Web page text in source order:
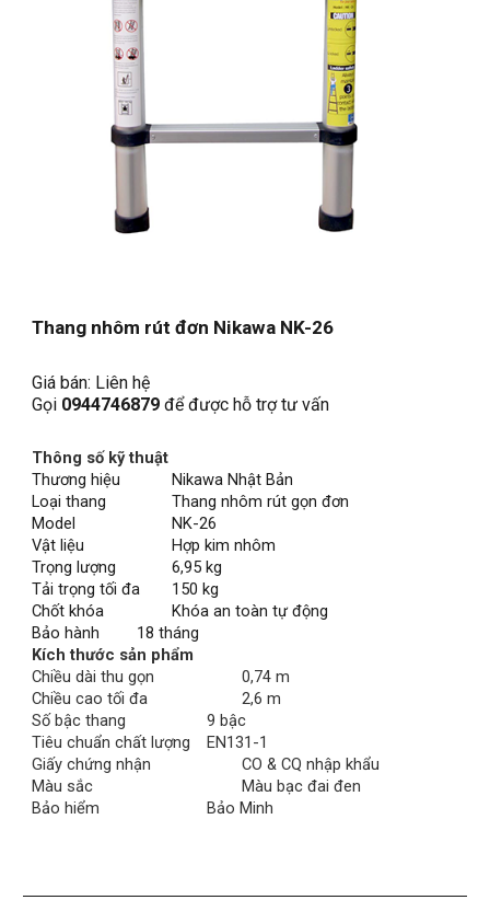
Thang nhôm rút đơn Nikawa NK-26
Giá bán: Liên hệ
Gọi 0944746879 để được hỗ trợ tư vấn
Thông số kỹ thuật
Thương hiệu
Nikawa Nhật Bản
Loại thang
Thang nhôm rút gọn đơn
Model
NK-26
Vật liệu
Hợp kim nhôm
Trọng lượng
6,95 kg
Tải trọng tối đa
150 kg
Chốt khóa
Khóa an toàn tự động
Bảo hành
18 tháng
Kích thước sản phẩm
Chiều dài thu gọn
0,74 m
Chiều cao tối đa
2,6 m
Số bậc thang
9 bậc
Tiêu chuẩn chất lượng
EN131-1
Giấy chứng nhận
CO & CQ nhập khẩu
Màu sắc
Màu bạc đai đen
Bảo hiểm
Bảo Minh